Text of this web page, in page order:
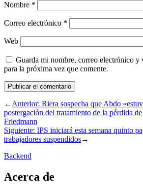
Nombre *
Correo electrónico *
Web
Guarda mi nombre, correo electrónico y
para la próxima vez que comente.
←Anterior: Riera sospecha que Abdo
postergación del tratamiento de la pérdida
Friedmann
Siguiente: IPS iniciará esta semana quinto
trabajadores suspendidos→
Backend
Acerca de